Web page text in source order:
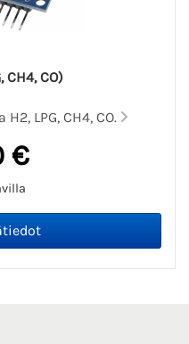
CH4, CO)
LPG, CH4, CO.
€